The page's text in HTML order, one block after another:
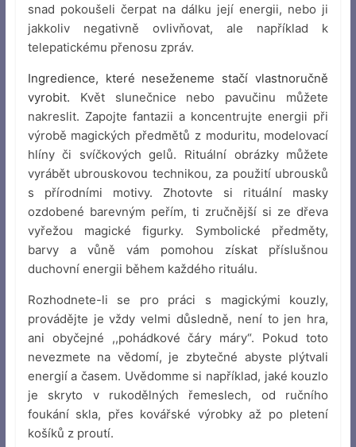
snad pokoušeli čerpat na dálku její energii, nebo ji
jakkoliv negativně ovlivňovat, ale například k
telepatickému přenosu zpráv.
Ingredience, které neseženeme stačí vlastnoručně
vyrobit.
Květ slunečnice nebo pavučinu můžete
nakreslit. Zapojte fantazii a koncentrujte energii při
výrobě magických předmětů z moduritu, modelovací
hlíny či svíčkových gelů. Rituální obrázky můžete
vyrábět ubrouskovou technikou, za použití ubrousků
s přírodními motivy. Zhotovte si rituální masky
ozdobené barevným peřím, ti zručnější si ze dřeva
vyřežou magické figurky. Symbolické předměty,
barvy a vůně vám pomohou získat příslušnou
duchovní energii během každého rituálu.
Rozhodnete-li se pro práci s magickými kouzly,
provádějte je vždy velmi důsledně, není to jen hra,
ani obyčejné ,,pohádkové čáry máry“. Pokud toto
nevezmete na vědomí, je zbytečné abyste plýtvali
energií a časem. Uvědomme si například, jaké kouzlo
je skryto v rukodělných řemeslech, od ručního
foukání skla, přes kovářské výrobky až po pletení
košíků z proutí.